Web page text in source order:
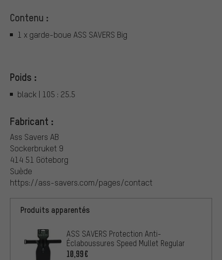
Contenu :
1 x garde-boue ASS SAVERS Big
Poids :
black | 105 : 25.5
Fabricant :
Ass Savers AB
Sockerbruket 9
414 51 Göteborg
Suède
https://ass-savers.com/pages/contact
Produits apparentés
ASS SAVERS Protection Anti-
Éclaboussures Speed Mullet Regular
10,99€